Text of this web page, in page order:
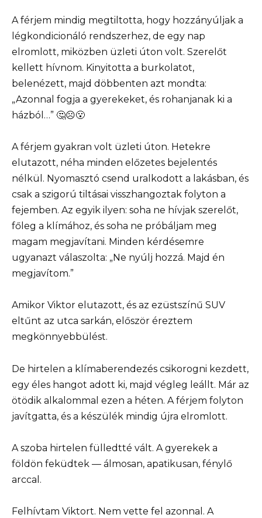
A férjem mindig megtiltotta, hogy hozzányúljak a
légkondicionáló rendszerhez, de egy nap
elromlott, miközben üzleti úton volt. Szerelőt
kellett hívnom. Kinyitotta a burkolatot,
belenézett, majd döbbenten azt mondta:
„Azonnal fogja a gyerekeket, és rohanjanak ki a
házból…” 🤔☹️😮
A férjem gyakran volt üzleti úton. Hetekre
elutazott, néha minden előzetes bejelentés
nélkül. Nyomasztó csend uralkodott a lakásban, és
csak a szigorú tiltásai visszhangoztak folyton a
fejemben. Az egyik ilyen: soha ne hívjak szerelőt,
főleg a klímához, és soha ne próbáljam meg
magam megjavítani. Minden kérdésemre
ugyanazt válaszolta: „Ne nyúlj hozzá. Majd én
megjavítom.”
Amikor Viktor elutazott, és az ezüstszínű SUV
eltűnt az utca sarkán, először éreztem
megkönnyebbülést.
De hirtelen a klímaberendezés csikorogni kezdett,
egy éles hangot adott ki, majd végleg leállt. Már az
ötödik alkalommal ezen a héten. A férjem folyton
javítgatta, és a készülék mindig újra elromlott.
A szoba hirtelen fülledtté vált. A gyerekek a
földön feküdtek — álmosan, apatikusan, fénylő
arccal.
Felhívtam Viktort. Nem vette fel azonnal. A